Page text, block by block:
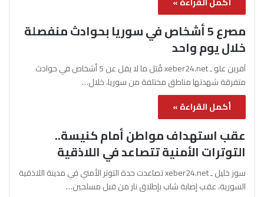
مصرع 5 أشخاص في سوريا بحوادث منفصلة
خلال يوم واحد
آفرين علو ـ xeber24.net قُتل ما لا يقل عن 5 أشخاص في حوادث
متفرقة شهدتها مناطق مختلفة من سوريا، خلال…
أكمل القراءة »
عقب استهداف مواطن أمام كنيسة..
التوترات الأمنية تتصاعد في اللاذقية
سوز خليل ـ xeber24.net تصاعدت حدة التوتر الأمني في مدينة اللاذقية
السورية، عقب إصابة شاب بإطلاق نار من قبل مسلحين…